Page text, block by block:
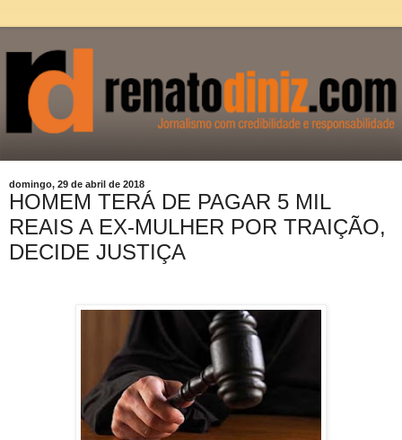
domingo, 29 de abril de 2018
HOMEM TERÁ DE PAGAR 5 MIL
REAIS A EX-MULHER POR TRAIÇÃO,
DECIDE JUSTIÇA